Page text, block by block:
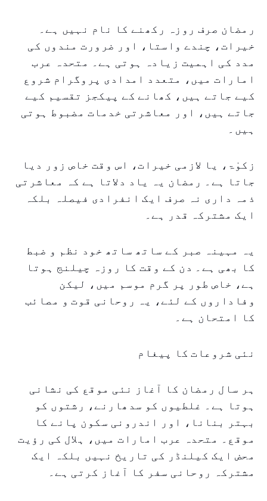
رمضان صرف روزہ رکھنے کا نام نہیں ہے۔
خیرات، چندے واستا، اور ضرورت مندوں کی
مدد کی اہمیت زیادہ ہوتی ہے۔ متحدہ عرب
امارات میں، متعدد امدادی پروگرام شروع
کیے جاتے ہیں، کھانے کے پیکجز تقسیم کیے
جاتے ہیں، اور معاشرتی خدمات مضبوط ہوتی
ہیں۔
زکوٰۃ، یا لازمی خیرات، اس وقت خاص زور دیا
جاتا ہے۔ رمضان یہ یاد دلاتا ہے کہ معاشرتی
ذمہ داری نہ صرف ایک انفرادی فیصلہ بلکہ
ایک مشترکہ قدر ہے۔
یہ مہینہ صبر کے ساتھ ساتھ خود نظم و ضبط
کا بھی ہے۔ دن کے وقت کا روزہ چیلنج ہوتا
ہے، خاص طور پر گرم موسم میں، لیکن
وفاداروں کے لئے، یہ روحانی قوت و مصائب
کا امتحان ہے۔
نئی شروعات کا پیغام
ہر سال رمضان کا آغاز نئی موقع کی نشانی
ہوتا ہے۔ غلطیوں کو سدھارنے، رشتوں کو
بہتر بنانا، اور اندرونی سکون پانے کا
موقع۔ متحدہ عرب امارات میں، ہلال کی رؤیت
محض ایک کیلنڈر کی تاریخ نہیں بلکہ ایک
مشترکہ روحانی سفر کا آغاز کرتی ہے۔